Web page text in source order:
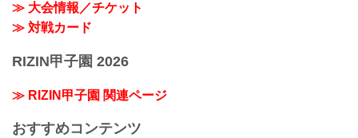
≫ 大会情報／チケット
≫ 対戦カード
RIZIN甲子園 2026
≫ RIZIN甲子園 関連ページ
おすすめコンテンツ